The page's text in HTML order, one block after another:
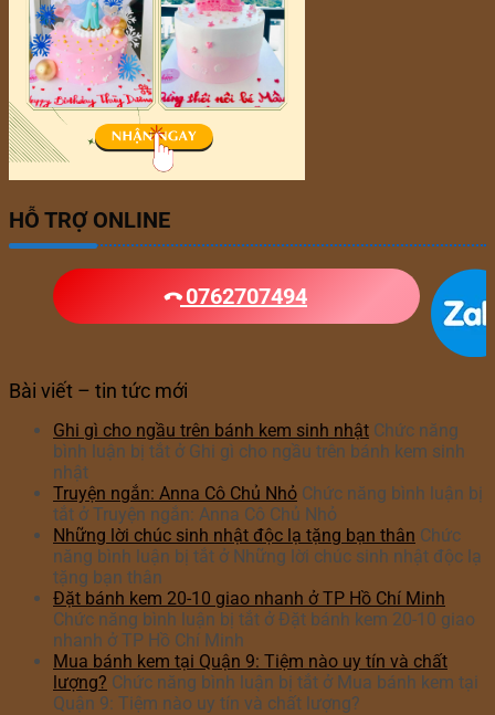
HỖ TRỢ ONLINE
0762707494
Bài viết – tin tức mới
Ghi gì cho ngầu trên bánh kem sinh nhật Chức năng
bình luận bị tắt ở Ghi gì cho ngầu trên bánh kem sinh
nhật
Truyện ngắn: Anna Cô Chủ Nhỏ Chức năng bình luận bị
tắt ở Truyện ngắn: Anna Cô Chủ Nhỏ
Những lời chúc sinh nhật độc lạ tặng bạn thân Chức
năng bình luận bị tắt ở Những lời chúc sinh nhật độc lạ
tặng bạn thân
Đặt bánh kem 20-10 giao nhanh ở TP Hồ Chí Minh
Chức năng bình luận bị tắt ở Đặt bánh kem 20-10 giao
nhanh ở TP Hồ Chí Minh
Mua bánh kem tại Quận 9: Tiệm nào uy tín và chất
lượng? Chức năng bình luận bị tắt ở Mua bánh kem tại
Quận 9: Tiệm nào uy tín và chất lượng?